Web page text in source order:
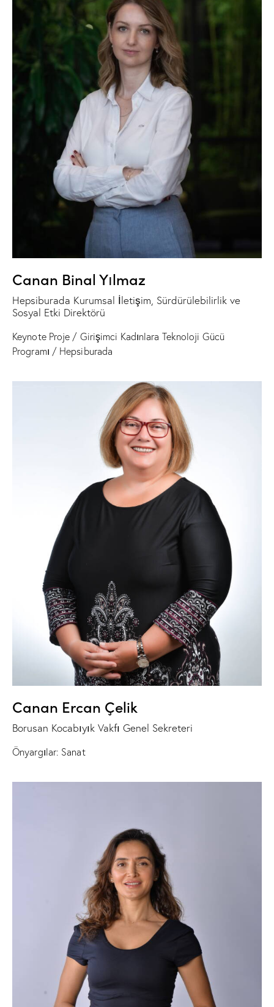
Canan Binal Yılmaz
Hepsiburada Kurumsal İletişim, Sürdürülebilirlik ve
Sosyal Etki Direktörü
Keynote Proje / Girişimci Kadınlara Teknoloji Gücü
Programı / Hepsiburada
Canan Ercan Çelik
Borusan Kocabıyık Vakfı Genel Sekreteri
Önyargılar: Sanat